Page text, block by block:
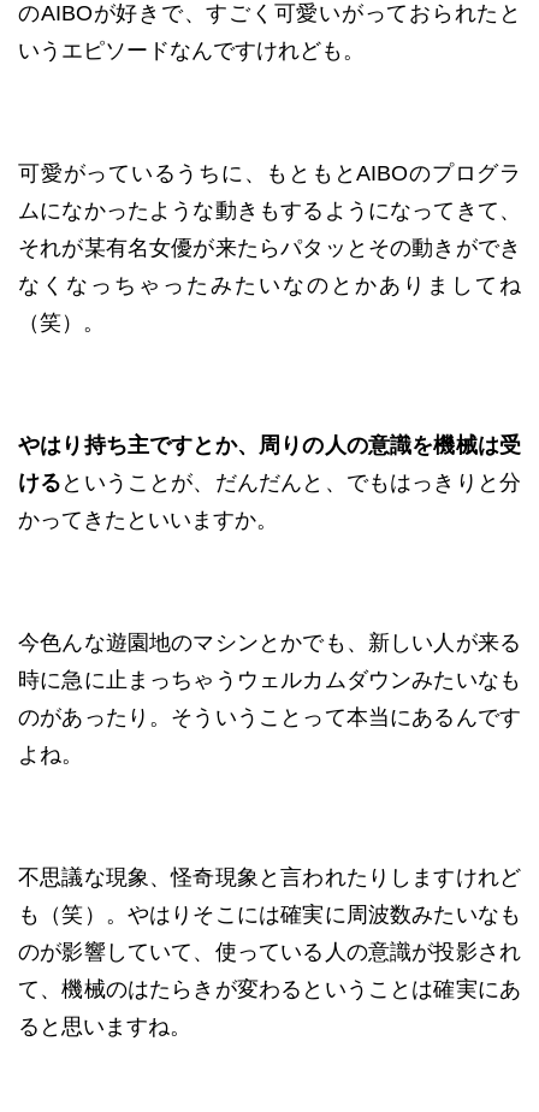
のAIBOが好きで、すごく可愛いがっておられたと
いうエピソードなんですけれども。
可愛がっているうちに、もともとAIBOのプログラ
ムになかったような動きもするようになってきて、
それが某有名女優が来たらパタッとその動きができ
なくなっちゃったみたいなのとかありましてね
（笑）。
やはり持ち主ですとか、周りの人の意識を機械は受
ける ということが、だんだんと、でもはっきりと分
かってきたといいますか。
今色んな遊園地のマシンとかでも、新しい人が来る
時に急に止まっちゃうウェルカムダウンみたいなも
のがあったり。そういうことって本当にあるんです
よね。
不思議な現象、怪奇現象と言われたりしますけれど
も（笑）。やはりそこには確実に周波数みたいなも
のが影響していて、使っている人の意識が投影され
て、機械のはたらきが変わるということは確実にあ
ると思いますね。